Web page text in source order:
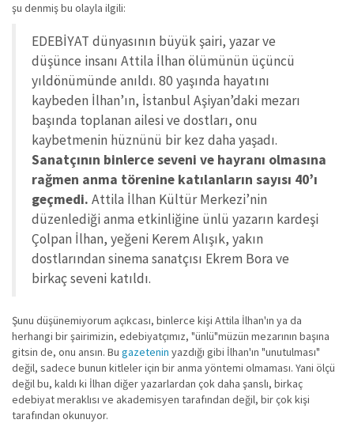
değil!
şu denmiş bu olayla ilgili:
EDEBİYAT dünyasının büyük şairi, yazar ve
düşünce insanı Attila İlhan ölümünün üçüncü
yıldönümünde anıldı. 80 yaşında hayatını
kaybeden İlhan’ın, İstanbul Aşiyan’daki mezarı
başında toplanan ailesi ve dostları, onu
kaybetmenin hüznünü bir kez daha yaşadı.
Sanatçının binlerce seveni ve hayranı olmasına
rağmen anma törenine katılanların sayısı 40’ı
geçmedi. Attila İlhan Kültür Merkezi’nin
düzenlediği anma etkinliğine ünlü yazarın kardeşi
Çolpan İlhan, yeğeni Kerem Alışık, yakın
dostlarından sinema sanatçısı Ekrem Bora ve
birkaç seveni katıldı.
Şunu düşünemiyorum açıkcası, binlerce kişi Attila İlhan'ın ya da
herhangi bir şairimizin, edebiyatçımız, "ünlü"müzün mezarının başına
gitsin de, onu ansın. Bu gazetenin yazdığı gibi İlhan'ın "unutulması"
değil, sadece bunun kitleler için bir anma yöntemi olmaması. Yani ölçü
değil bu, kaldı ki İlhan diğer yazarlardan çok daha şanslı, birkaç
edebiyat meraklısı ve akademisyen tarafından değil, bir çok kişi
tarafından okunuyor.